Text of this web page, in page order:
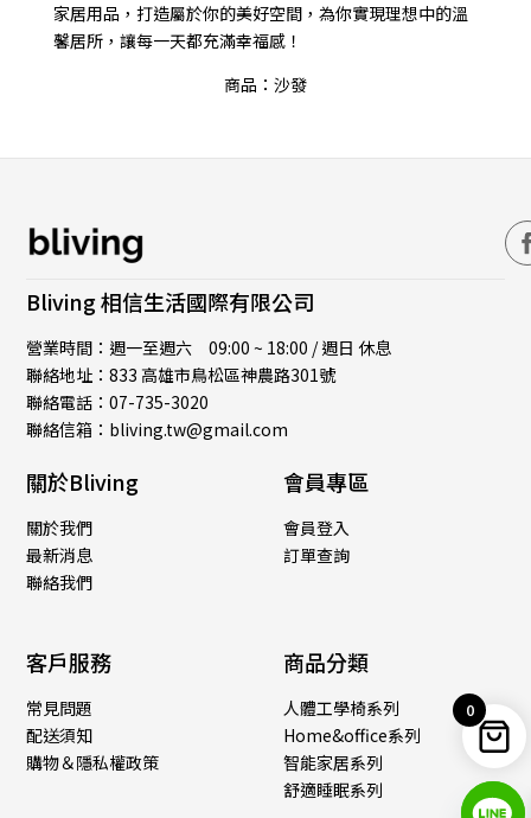
家居用品，打造屬於你的美好空間，為你實現理想中的溫
馨居所，讓每一天都充滿幸福感！
商品：沙發
Bliving 相信生活國際有限公司
營業時間：週一至週六 09:00 ~ 18:00 / 週日 休息
聯絡地址：833 高雄市鳥松區神農路301號
聯絡電話：07-735-3020
聯絡信箱：bliving.tw@gmail.com
關於Bliving
關於我們
最新消息
聯絡我們
會員專區
會員登入
訂單查詢
客戶服務
常見問題
配送須知
購物＆隱私權政策
商品分類
人體工學椅系列
Home&office系列
智能家居系列
舒適睡眠系列
0